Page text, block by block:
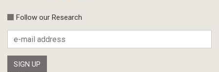
Follow our Research